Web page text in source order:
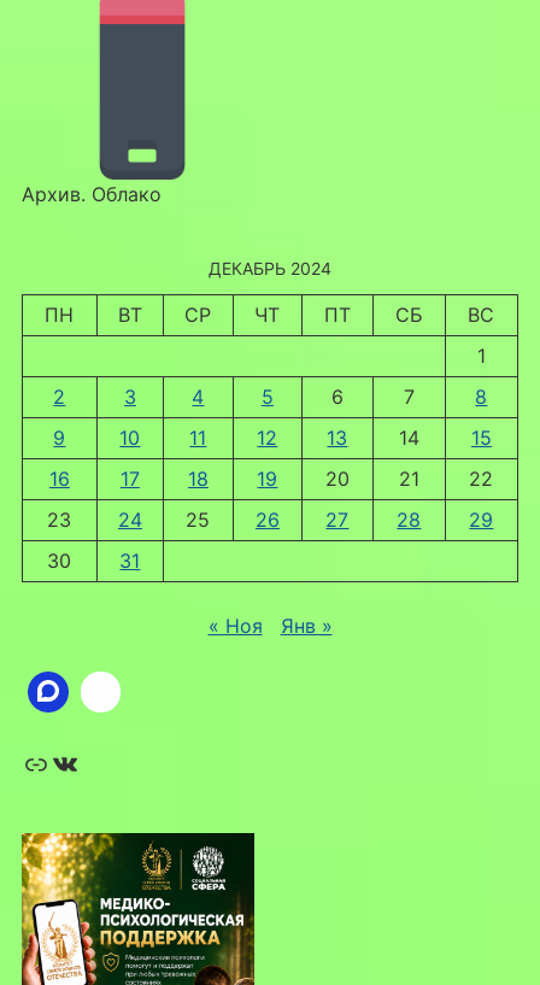
Архив. Облако
ДЕКАБРЬ 2024
ПН ВТ СР ЧТ ПТ СБ
ВС
1
2
3 4 5 6 7
8
9
10 11 12 13 14
15
16
17 18 19 20 21
22
23
24 25 26 27 28
29
30
31
« Ноя Янв »
Ссылка